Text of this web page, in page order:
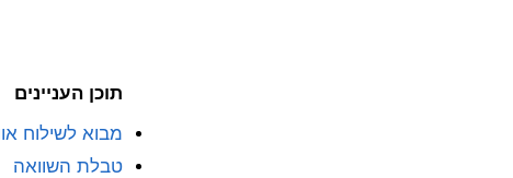
תוכן העניינים
מבוא לשילוח
טבלת השוואה